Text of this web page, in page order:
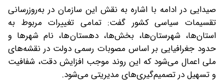
صیدایی در ادامه با اشاره به نقش این سازمان در به‌روزرسانی
تقسیمات سیاسی کشور گفت: تمامی تغییرات مربوط به
استان‌ها، شهرستان‌ها، بخش‌ها، دهستان‌ها، نام شهرها و
حدود جغرافیایی بر اساس مصوبات رسمی دولت در نقشه‌های
ملی اعمال می‌شود که این روند موجب افزایش دقت، شفافیت
و تسهیل در تصمیم‌گیری‌های مدیریتی می‌شود.